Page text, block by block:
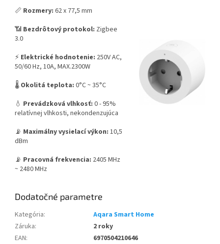
📏 Rozmery: 62 x 77,5 mm
📶 Bezdrôtový protokol: Zigbee
3.0
⚡ Elektrické hodnotenie: 250V AC,
50/60 Hz, 10A, MAX.2300W
🌡️ Okolitá teplota: 0°C ~ 35°C
💧 Prevádzková vlhkosť: 0 - 95%
relatívnej vlhkosti, nekondenzujúca
📡 Maximálny vysielací výkon: 10,5
dBm
📡 Pracovná frekvencia: 2405 MHz
~ 2480 MHz
Dodatočné parametre
Kategória:
Aqara Smart Home
Záruka:
2 roky
EAN:
6970504210646